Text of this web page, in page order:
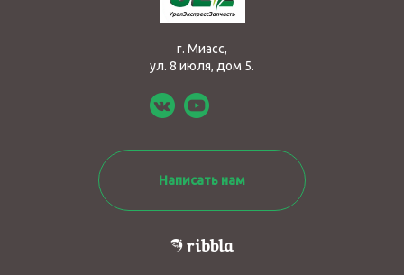
г. Миасс,
ул. 8 июля, дом 5.
Написать нам